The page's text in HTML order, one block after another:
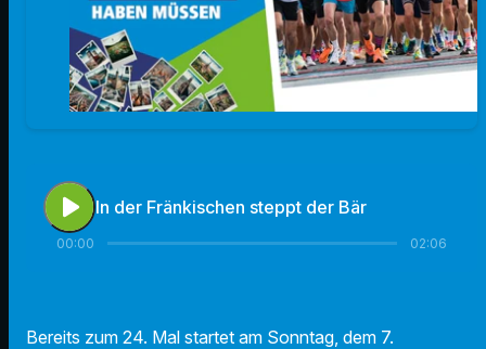
play_arrow In der Fränkischen steppt der Bär
00:00 02:06
Bereits zum 24. Mal startet am Sonntag, dem 7.